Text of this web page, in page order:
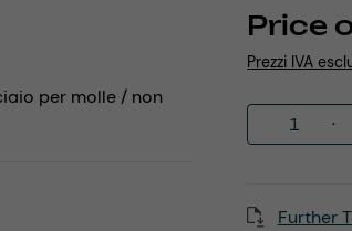
Price
Prezzi IVA
Further
per molle / non